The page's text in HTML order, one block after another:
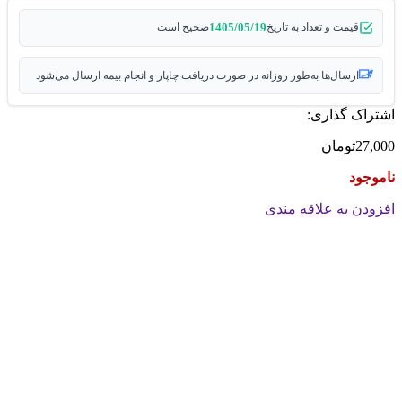
قیمت و تعداد به تاریخ1405/05/19صحیح است
ارسال‌ها به‌طور روزانه در صورت دریافت چاپار و انجام بیمه ارسال می‌شود
اشتراک گذاری:
27,000تومان
ناموجود
افزودن به علاقه مندی